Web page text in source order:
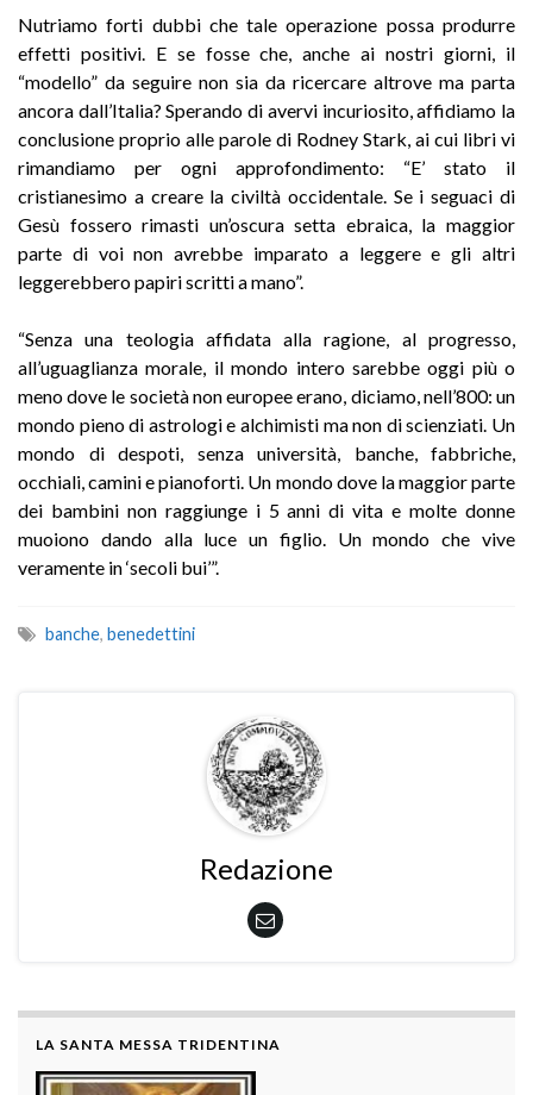
Nutriamo forti dubbi che tale operazione possa produrre
effetti positivi. E se fosse che, anche ai nostri giorni, il
“modello” da seguire non sia da ricercare altrove ma parta
ancora dall’Italia? Sperando di avervi incuriosito, affidiamo la
conclusione proprio alle parole di Rodney Stark, ai cui libri vi
rimandiamo per ogni approfondimento: “E’ stato il
cristianesimo a creare la civiltà occidentale. Se i seguaci di
Gesù fossero rimasti un’oscura setta ebraica, la maggior
parte di voi non avrebbe imparato a leggere e gli altri
leggerebbero papiri scritti a mano”.
“Senza una teologia affidata alla ragione, al progresso,
all’uguaglianza morale, il mondo intero sarebbe oggi più o
meno dove le società non europee erano, diciamo, nell’800: un
mondo pieno di astrologi e alchimisti ma non di scienziati. Un
mondo di despoti, senza università, banche, fabbriche,
occhiali, camini e pianoforti. Un mondo dove la maggior parte
dei bambini non raggiunge i 5 anni di vita e molte donne
muoiono dando alla luce un figlio. Un mondo che vive
veramente in ‘secoli bui’”.
banche, benedettini
Redazione
LA SANTA MESSA TRIDENTINA